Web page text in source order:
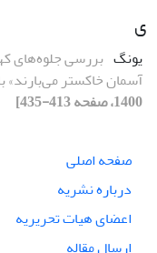
ی
یونگ بررسی جلوه‌های
آسمان خاکستر می‌بارند»
1400، صفحه 413-435]
صفحه اصلی
درباره نشریه
اعضای هیات تحریریه
ارسال مقاله